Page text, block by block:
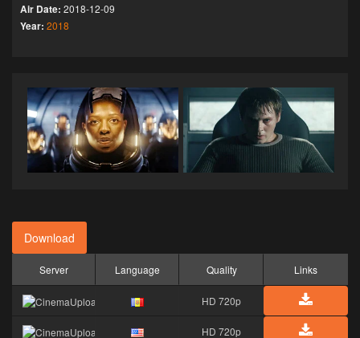
Air Date: 2018-12-09
Year: 2018
Download
Server Language Quality Links
HD 720p
HD 720p